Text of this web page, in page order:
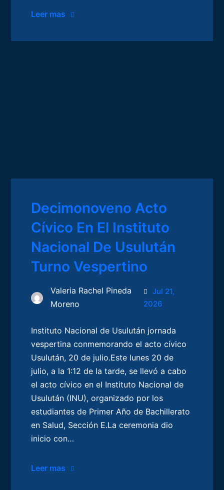
Leer mas
Decimonoveno Acto
Cívico En El Instituto
Nacional De Usulután
Turno Vespertino
Valeria Rachel Pineda
Moreno
Jul 21,
2026
Instituto Nacional de Usulután jornada
vespertina conmemorando el acto cívico
Usulután, 20 de julio.Este lunes 20 de
julio, a la 1:12 de la tarde, se llevó a cabo
el acto cívico en el Instituto Nacional de
Usulután (INU), organizado por los
estudiantes de Primer Año de Bachillerato
en Salud, Sección E.La ceremonia dio
inicio con…
Leer mas